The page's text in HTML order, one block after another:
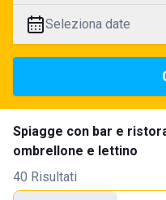
Seleziona date
Spiagge con bar e
ombrellone e lettino
40 Risultati